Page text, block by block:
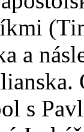
a
s